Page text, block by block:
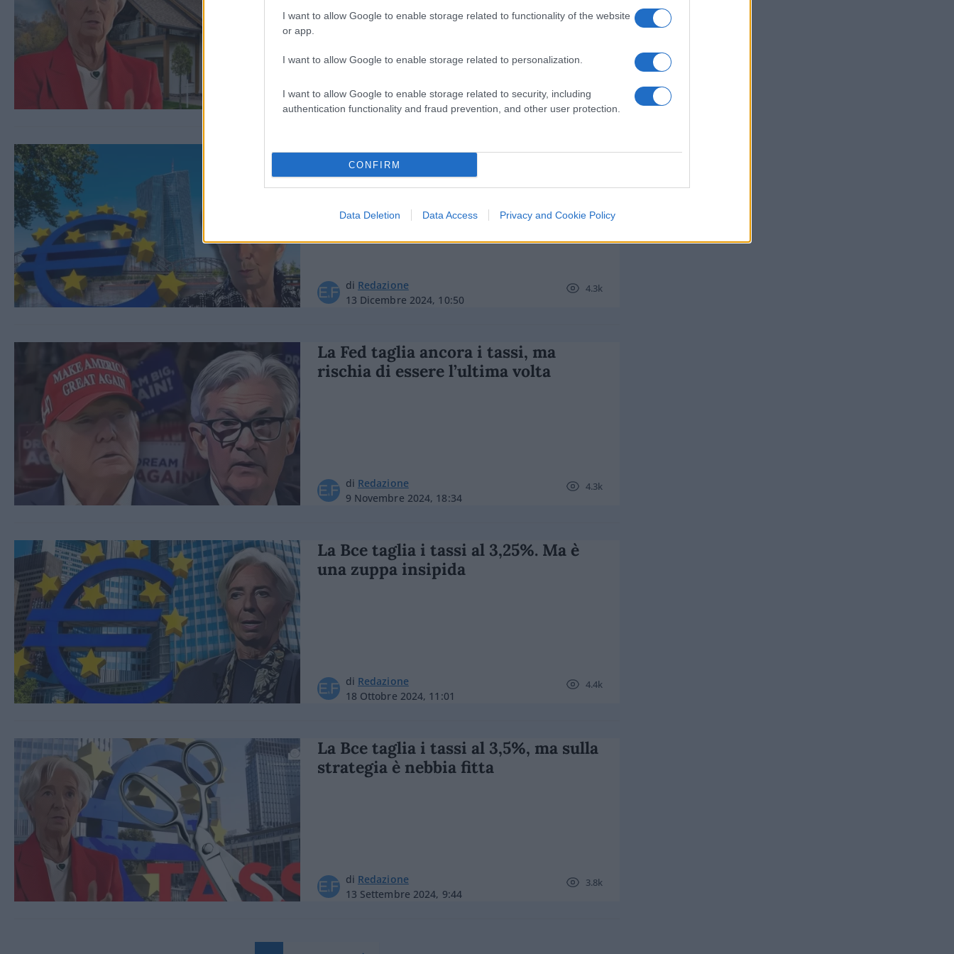
I want to allow Google to enable storage related to functionality of the website
or app.
I want to allow Google to enable storage related to personalization.
I want to allow Google to enable storage related to security, including
authentication functionality and fraud prevention, and other user protection.
CONFIRM
Data Deletion Data Access Privacy and Cookie Policy
di
Redazione
7 Marzo 2025, 22:09
5.9k
La Bce fa un altro compitino, tassi
giù dello 0,25%
di Redazione
13 Dicembre 2024, 10:50
4.3k
La Fed taglia ancora i tassi, ma
rischia di essere l’ultima volta
di Redazione
9 Novembre 2024, 18:34
4.3k
La Bce taglia i tassi al 3,25%. Ma è
una zuppa insipida
di Redazione
18 Ottobre 2024, 11:01
4.4k
La Bce taglia i tassi al 3,5%, ma sulla
strategia è nebbia fitta
di Redazione
13 Settembre 2024, 9:44
3.8k